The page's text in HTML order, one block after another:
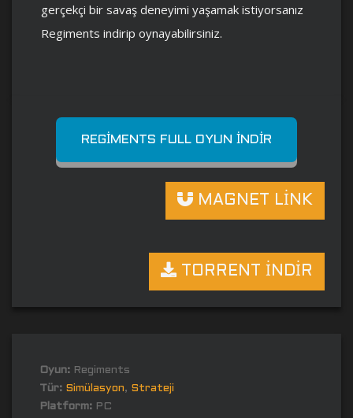
gerçekçi bir savaş deneyimi yaşamak istiyorsanız
Regiments indirip oynayabilirsiniz.
REGIMENTS FULL OYUN İNDIR
MAGNET LİNK
TORRENT İNDİR
Oyun: Regiments
Tür: Simülasyon, Strateji
Platform: PC